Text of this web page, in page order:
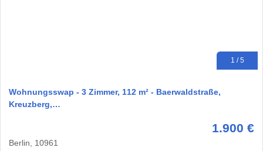
1 / 5
Wohnungsswap - 3 Zimmer, 112 m² - Baerwaldstraße,
Kreuzberg,…
1.900 €
Berlin, 10961